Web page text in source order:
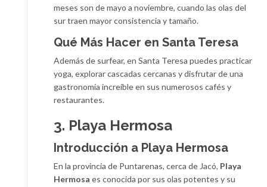
meses son de mayo a noviembre, cuando las olas del
sur traen mayor consistencia y tamaño.
Qué Más Hacer en Santa Teresa
Además de surfear, en Santa Teresa puedes practicar
yoga, explorar cascadas cercanas y disfrutar de una
gastronomía increíble en sus numerosos cafés y
restaurantes.
3. Playa Hermosa
Introducción a Playa Hermosa
En la provincia de Puntarenas, cerca de Jacó, Playa
Hermosa es conocida por sus olas potentes y su